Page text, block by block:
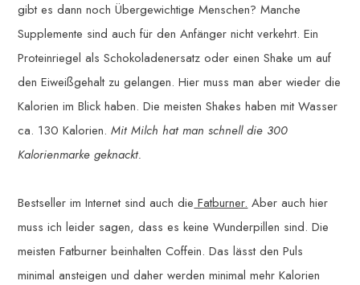
gibt es dann noch Übergewichtige Menschen? Manche
Supplemente sind auch für den Anfänger nicht verkehrt. Ein
Proteinriegel als Schokoladenersatz oder einen Shake um auf
den Eiweißgehalt zu gelangen. Hier muss man aber wieder die
Kalorien im Blick haben. Die meisten Shakes haben mit Wasser
ca. 130 Kalorien.Mit Milch hat man schnell die 300
Kalorienmarke geknackt.
Bestseller im Internet sind auch die Fatburner. Aber auch hier
muss ich leider sagen, dass es keine Wunderpillen sind. Die
meisten Fatburner beinhalten Coffein. Das lässt den Puls
minimal ansteigen und daher werden minimal mehr Kalorien